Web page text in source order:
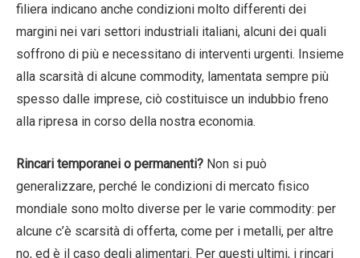
filiera indicano anche condizioni molto differenti dei
margini nei vari settori industriali italiani, alcuni dei quali
soffrono di più e necessitano di interventi urgenti. Insieme
alla scarsità di alcune commodity, lamentata sempre più
spesso dalle imprese, ciò costituisce un indubbio freno
alla ripresa in corso della nostra economia.
Rincari temporanei o permanenti? Non si può
generalizzare, perché le condizioni di mercato fisico
mondiale sono molto diverse per le varie commodity: per
alcune c’è scarsità di offerta, come per i metalli, per altre
no, ed è il caso degli alimentari. Per questi ultimi, i rincari